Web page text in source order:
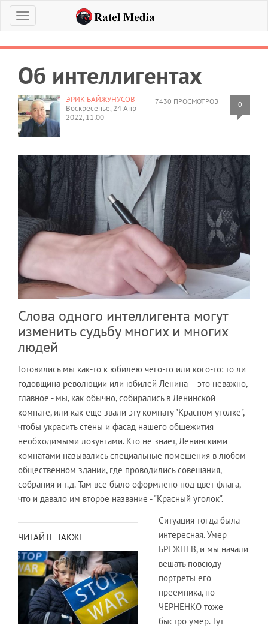
Меню
Об интеллигентах
7430 ПРОСМОТРОВ 0
ЭРИК БАЙЖУНУСОВ
Воскресенье, 24 Апр
2022, 11:00
Слова одного интеллигента могут
изменить судьбу многих и многих
людей
Готовились мы как-то к юбилею чего-то или кого-то: то ли
годовщина революции или юбилей Ленина – это неважно,
главное - мы, как обычно, собирались в Ленинской
комнате, или как ещё звали эту комнату "Красном уголке",
чтобы украсить стены и фасад нашего общежития
необходимыми лозунгами. Кто не знает, Ленинскими
комнатами назывались специальные помещения в любом
общественном здании, где проводились совещания,
собрания и т.д. Там всё было оформлено под цвет флага,
что и давало им второе название - "Красный уголок".
ЧИТАЙТЕ ТАКЖЕ
Ситуация тогда была
интересная. Умер
БРЕЖНЕВ, и мы начали
вешать повсюду
портреты его
преемника, но
ЧЕРНЕНКО тоже
быстро умер. Тут